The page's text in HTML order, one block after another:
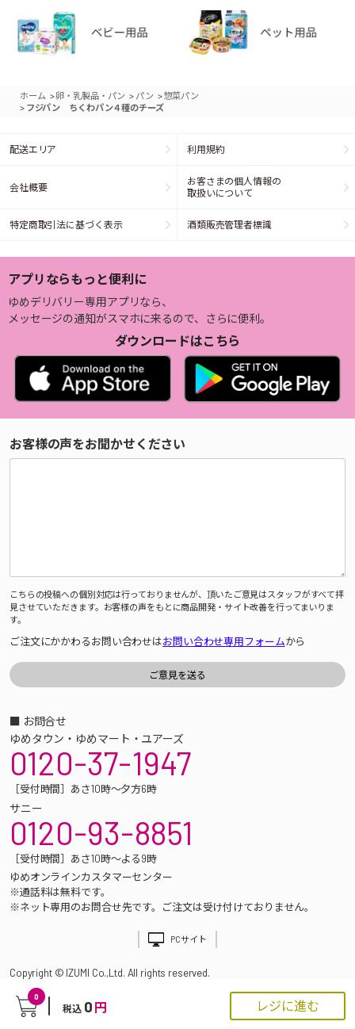
0
税込 0 円 レジに進む
ホーム >卵・乳製品・パン > パン >惣菜パン
> フジパン ちくわパン４種のチーズ
配送エリア 利用規約
会社概要
お客さまの個人情報の
取扱いについて
特定商取引法に基づく表示 酒類販売管理者標識
アプリならもっと便利に
ゆめデリバリー専用アプリなら、
メッセージの通知がスマホに来るので、さらに便利。
ダウンロードはこちら
お客様の声をお聞かせください
こちらの投稿への個別対応は行っておりませんが、頂いたご意見はスタッフがすべて拝
見させていただきます。お客様の声をもとに商品開発・サイト改善を行ってまいりま
す。
ご注文にかかわるお問い合わせはお問い合わせ専用フォームから
■ お問合せ
ゆめタウン・ゆめマート・ユアーズ
0120-37-1947
［受付時間］あさ10時～夕方6時
サニー
0120-93-8851
［受付時間］あさ10時～よる9時
ゆめオンラインカスタマーセンター
※通話料は無料です。
※ネット専用のお問合せ先です。ご注文は受け付けておりません。
PCサイト
Copyright © IZUMI Co.,Ltd. All rights reserved.